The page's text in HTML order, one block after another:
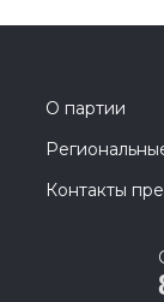
О партии
Контакты